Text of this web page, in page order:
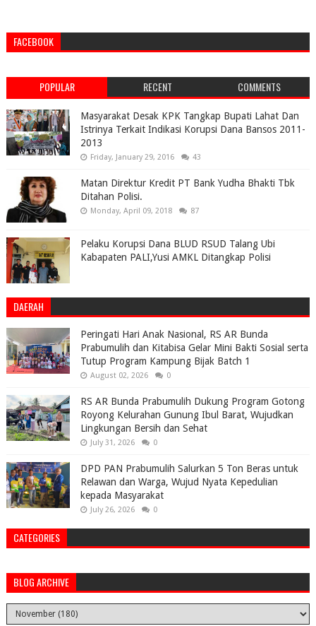
FACEBOOK
POPULAR RECENT COMMENTS
Masyarakat Desak KPK Tangkap Bupati Lahat Dan
Istrinya Terkait Indikasi Korupsi Dana Bansos 2011-
2013
Friday, January 29, 2016 43
Matan Direktur Kredit PT Bank Yudha Bhakti Tbk
Ditahan Polisi.
Monday, April 09, 2018 87
Pelaku Korupsi Dana BLUD RSUD Talang Ubi
Kabapaten PALI,Yusi AMKL Ditangkap Polisi
DAERAH
Peringati Hari Anak Nasional, RS AR Bunda
Prabumulih dan Kitabisa Gelar Mini Bakti Sosial serta
Tutup Program Kampung Bijak Batch 1
August 02, 2026 0
RS AR Bunda Prabumulih Dukung Program Gotong
Royong Kelurahan Gunung Ibul Barat, Wujudkan
Lingkungan Bersih dan Sehat
July 31, 2026 0
DPD PAN Prabumulih Salurkan 5 Ton Beras untuk
Relawan dan Warga, Wujud Nyata Kepedulian
kepada Masyarakat
July 26, 2026 0
CATEGORIES
BLOG ARCHIVE